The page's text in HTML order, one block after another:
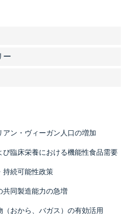
ー
アン・ヴィーガン人口の増加
び臨床栄養における機能性食品需要
持続可能性政策
共同製造能力の急増
（おから、バガス）の有効活用